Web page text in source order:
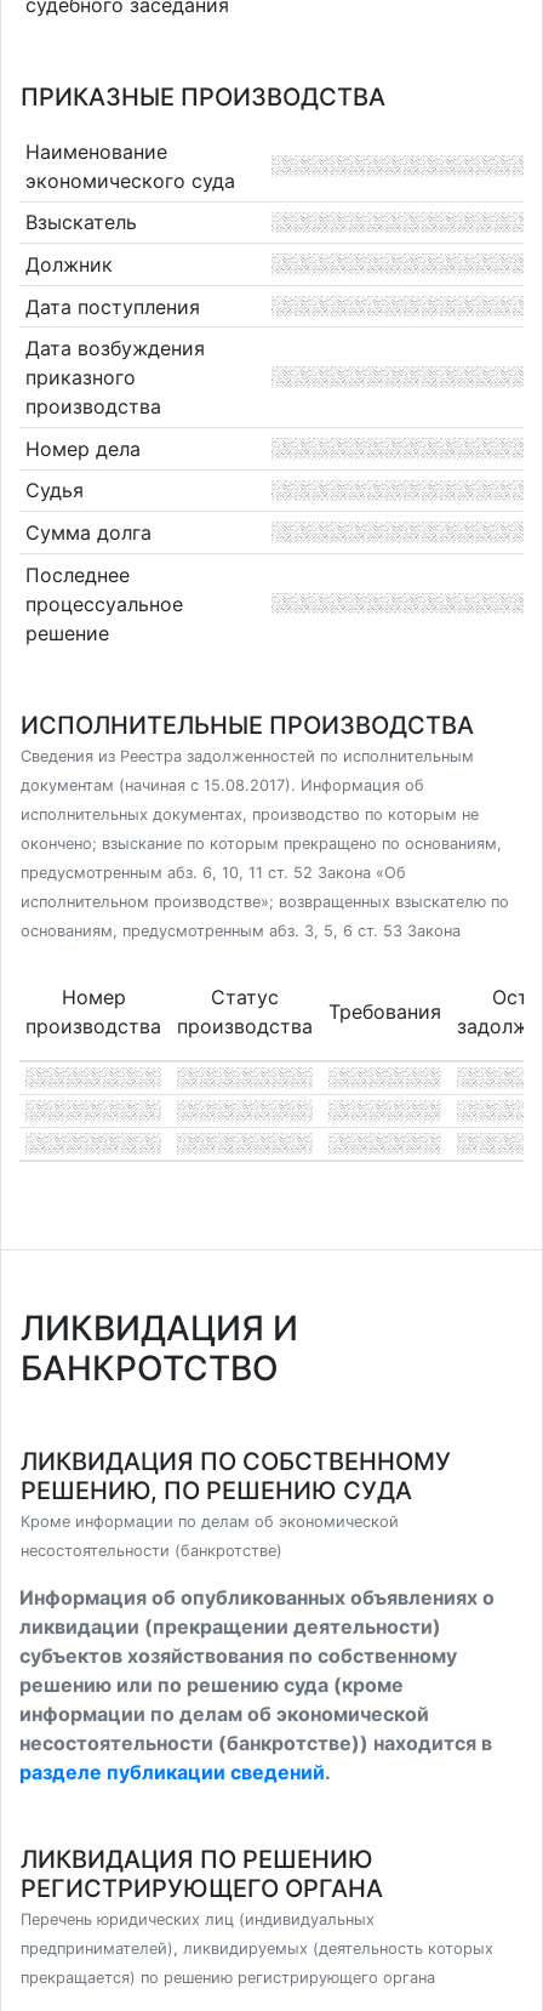
ПРИКАЗНЫЕ ПРОИЗВОДСТВА
Наименование
экономического суда
Взыскатель
Должник
Дата поступления
Дата возбуждения
приказного
производства
Номер дела
Судья
Сумма долга
Последнее
процессуальное
решение
ИСПОЛНИТЕЛЬНЫЕ ПРОИЗВОДСТВА
Сведения из Реестра задолженностей по исполнительным
документам (начиная с 15.08.2017). Информация об
исполнительных документах, производство по которым не
окончено; взыскание по которым прекращено по основаниям,
предусмотренным абз. 6, 10, 11 ст. 52 Закона «Об
исполнительном производстве»; возвращенных взыскателю по
основаниям, предусмотренным абз. 3, 5, 6 ст. 53 Закона
Номер
производства
Статус
производства
Требования
ЛИКВИДАЦИЯ И
БАНКРОТСТВО
ЛИКВИДАЦИЯ ПО СОБСТВЕННОМУ
РЕШЕНИЮ, ПО РЕШЕНИЮ СУДА
Кроме информации по делам об экономической
несостоятельности (банкротстве)
Информация об опубликованных объявлениях о
ликвидации (прекращении деятельности)
субъектов хозяйствования по собственному
решению или по решению суда (кроме
информации по делам об экономической
несостоятельности (банкротстве)) находится в
разделе публикации сведений.
ЛИКВИДАЦИЯ ПО РЕШЕНИЮ
РЕГИСТРИРУЮЩЕГО ОРГАНА
Перечень юридических лиц (индивидуальных
предпринимателей), ликвидируемых (деятельность которых
прекращается) по решению регистрирующего органа